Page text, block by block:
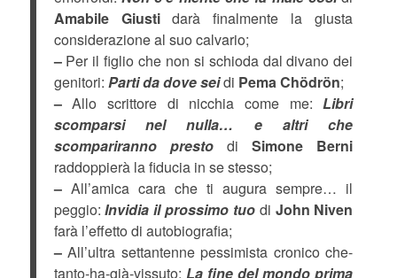
Amabile Giustidarà finalmente la giusta
considerazione al suo calvario;
–Per il figlio che non si schioda dal divano dei
genitori: Parti da dove seidi Pema Chödrön;
–Allo scrittore di nicchia come me:Libri
scomparsi nel nulla… e altri che
scompariranno presto
diSimone Berni
raddoppierà la fiducia in se stesso;
–All’amica cara che ti augura sempre… il
peggio:Invidia il prossimo tuodi John Niven
farà l’effetto di autobiografia;
–All’ultra settantenne pessimista cronico che-
tanto-ha-già-vissuto: La fine del mondo prima